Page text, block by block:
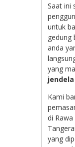
Saat ini
untuk
gedung
anda
yang
Kami
di
yang